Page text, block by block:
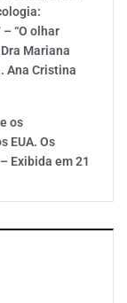
“O olhar
Mariana
Ana Cristina
os
EUA. Os
Exibida em 21